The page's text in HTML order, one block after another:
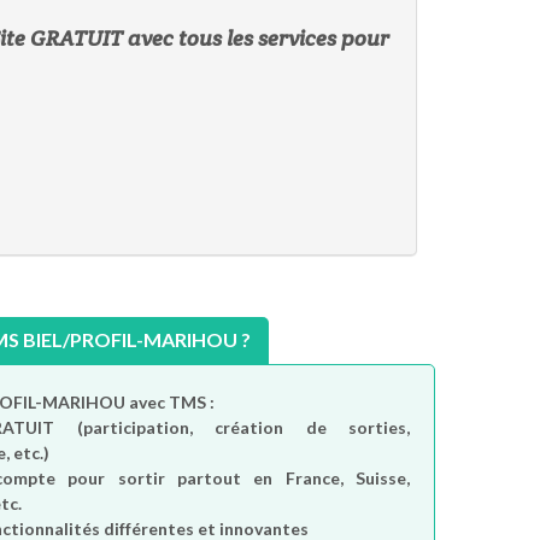
GRATUIT avec tous les services pour
BIEL/PROFIL-MARIHOU ?
MARIHOU avec TMS :
(participation, création de sorties,
etc.)
pour sortir partout en France, Suisse,
différentes et innovantes